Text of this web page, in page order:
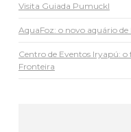
Visita Guiada Pumuckl
AquaFoz: o novo aquário de
Centro de Eventos Iryapú:
Fronteira